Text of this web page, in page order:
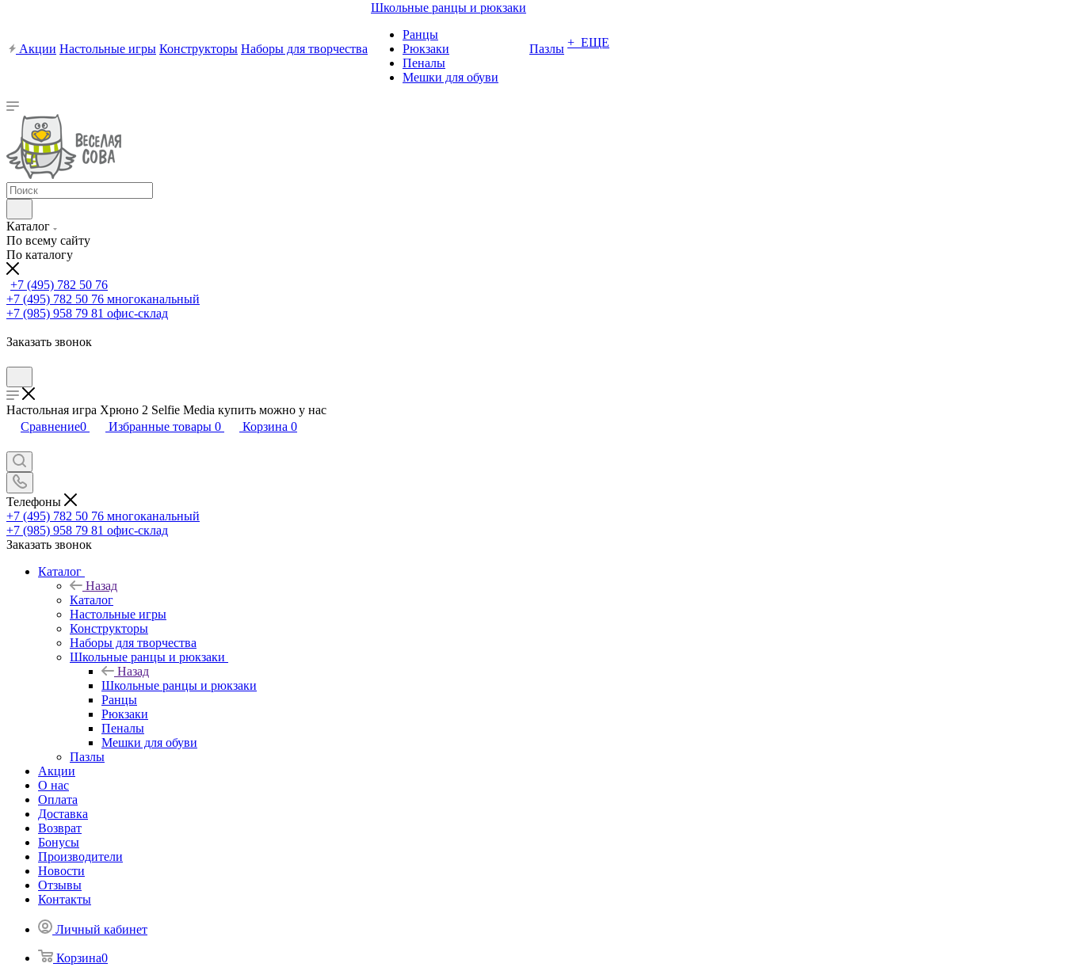
Акции Настольные игры Конструкторы Наборы для творчества
Школьные ранцы и рюкзаки
Ранцы
Рюкзаки
Пеналы
Мешки для обуви
Пазлы + ЕЩЕ
Каталог
По всему сайту
По каталогу
+7 (495) 782 50 76
+7 (495) 782 50 76 многоканальный
+7 (985) 958 79 81 офис-склад
Заказать звонок
Настольная игра Хрюно 2 Selfie Media купить можно у нас
Сравнение0 Избранные товары 0 Корзина 0
Телефоны
+7 (495) 782 50 76 многоканальный
+7 (985) 958 79 81 офис-склад
Заказать звонок
Каталог
Назад
Каталог
Настольные игры
Конструкторы
Наборы для творчества
Школьные ранцы и рюкзаки
Назад
Школьные ранцы и рюкзаки
Ранцы
Рюкзаки
Пеналы
Мешки для обуви
Пазлы
Акции
О нас
Оплата
Доставка
Возврат
Бонусы
Производители
Новости
Отзывы
Контакты
Личный кабинет
Корзина0